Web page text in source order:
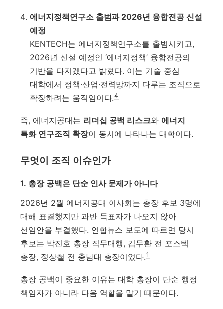
에너지정책연구소 출범과 2026년 융합전공 신설
예정
KENTECH는 에너지정책연구소를 출범시키고,
2026년 신설 예정인 ‘에너지정책’ 융합전공의
기반을 다지겠다고 밝혔다. 이는 기술 중심
대학에서 정책·산업·전력망까지 다루는 조직으로
확장하려는 움직임이다.4
즉, 에너지공대는 리더십 공백 리스크와 에너지
특화 연구조직 확장이 동시에 나타나는 대학이다.
무엇이 조직 이슈인가
1. 총장 공백은 단순 인사 문제가 아니다
2026년 2월 에너지공대 이사회는 총장 후보 3명에
대해 표결했지만 과반 득표자가 나오지 않아
선임안을 부결했다. 연합뉴스 보도에 따르면 당시
후보는 박진호 총장 직무대행, 김무환 전 포스텍
총장, 정상철 전 충남대 총장이었다.1
총장 공백이 중요한 이유는 대학 총장이 단순 행정
책임자가 아니라 다음 역할을 맡기 때문이다.